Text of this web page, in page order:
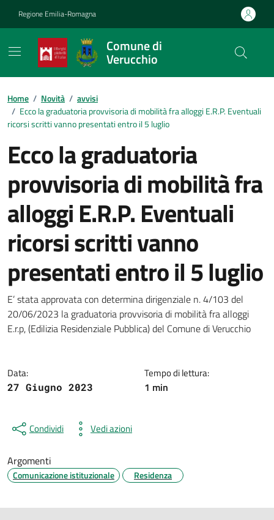
Regione Emilia-Romagna
Comune di
Verucchio
Contenuti in evidenza
Home / Novità / avvisi
/ Ecco la graduatoria provvisoria di mobilità fra alloggi E.R.P. Eventuali
ricorsi scritti vanno presentati entro il 5 luglio
Ecco la graduatoria
provvisoria di mobilità fra
alloggi E.R.P. Eventuali
ricorsi scritti vanno
presentati entro il 5 luglio
Dettagli della notizia
E’ stata approvata con determina dirigenziale n. 4/103 del
20/06/2023 la graduatoria provvisoria di mobilità fra alloggi
E.r.p, (Edilizia Residenziale Pubblica) del Comune di Verucchio
Data:
27 Giugno 2023
Tempo di lettura:
1 min
Condividi Vedi azioni
Argomenti
Comunicazione istituzionale Residenza